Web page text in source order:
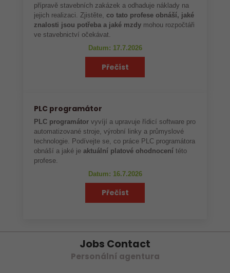
přípravě stavebních zakázek a odhaduje náklady na
jejich realizaci. Zjistěte,co tato profese obnáší, jaké
znalosti jsou potřeba a jaké mzdy mohou rozpočtáři
ve stavebnictví očekávat.
Datum: 17.7.2026
Přečíst
PLC programátor
PLC programátor vyvíjí a upravuje řídicí software pro
automatizované stroje, výrobní linky a průmyslové
technologie. Podívejte se, co práce PLC programátora
obnáší a jaké je aktuální platové ohodnocení této
profese.
Datum: 16.7.2026
Přečíst
Jobs Contact
Personální agentura